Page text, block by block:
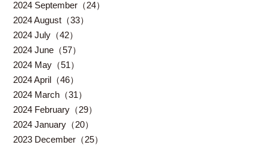
2024 September（24）
2024 August（33）
2024 July（42）
2024 June（57）
2024 May（51）
2024 April（46）
2024 March（31）
2024 February（29）
2024 January（20）
2023 December（25）